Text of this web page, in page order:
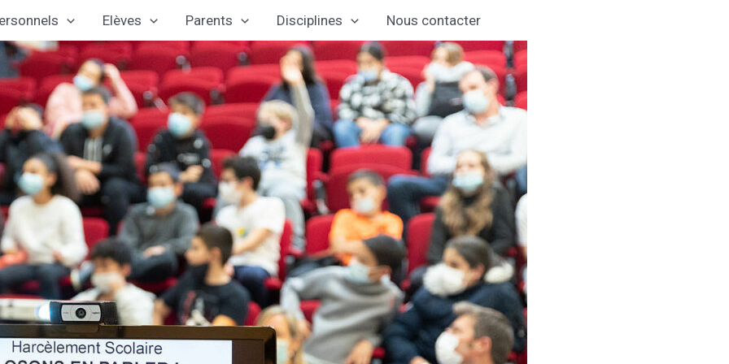
Elèves Parents Disciplines Nous contacter